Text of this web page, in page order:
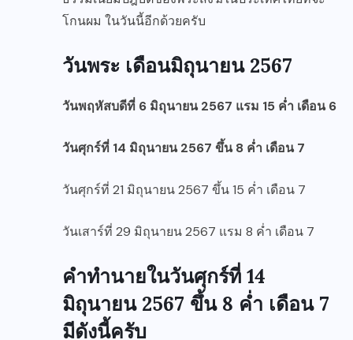
โกนผม ในวันนี้อีกด้วยครับ
วันพระ เดือนมิถุนายน 2567
วันพฤหัสบดีที่ 6 มิถุนายน 2567 แรม 15 ค่ำ เดือน 6
วันศุกร์ที่ 14 มิถุนายน 2567 ขึ้น 8 ค่ำ เดือน 7
วันศุกร์ที่ 21 มิถุนายน 2567 ขึ้น 15 ค่ำ เดือน 7
วันเสาร์ที่ 29 มิถุนายน 2567 แรม 8 ค่ำ เดือน 7
คำทำนายในวันศุกร์ที่ 14
มิถุนายน 2567 ขึ้น 8 ค่ำ เดือน 7
มีดังนี้ครับ